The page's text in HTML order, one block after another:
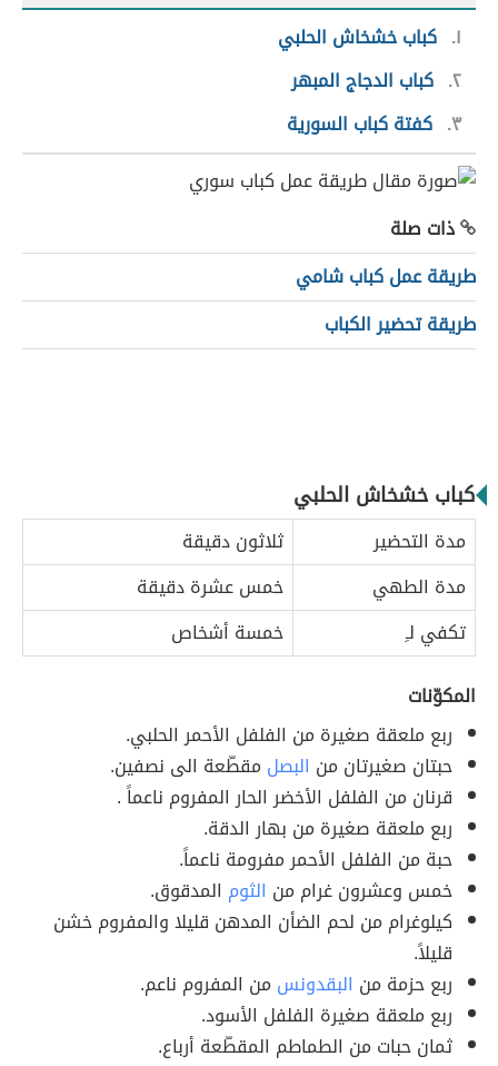
١ كباب خشخاش الحلبي
٢ كباب الدجاج المبهر
٣ كفتة كباب السورية
ذات صلة
طريقة عمل كباب شامي
طريقة تحضير الكباب
كباب خشخاش الحلبي
مدة التحضير
ثلاثون دقيقة
مدة الطهي
خمس عشرة دقيقة
تكفي لـِ
خمسة أشخاص
المكوّنات
ربع ملعقة صغيرة من الفلفل الأحمر الحلبي.
حبتان صغيرتان من البصل مقطّعة الى نصفين.
قرنان من الفلفل الأخضر الحار المفروم ناعماً .
ربع ملعقة صغيرة من بهار الدقة.
حبة من الفلفل الأحمر مفرومة ناعماً.
خمس وعشرون غرام من الثوم المدقوق.
كيلوغرام من لحم الضأن المدهن قليلا والمفروم خشن
قليلاً.
ربع حزمة من البقدونس من المفروم ناعم.
ربع ملعقة صغيرة الفلفل الأسود.
ثمان حبات من الطماطم المقطّعة أرباع.